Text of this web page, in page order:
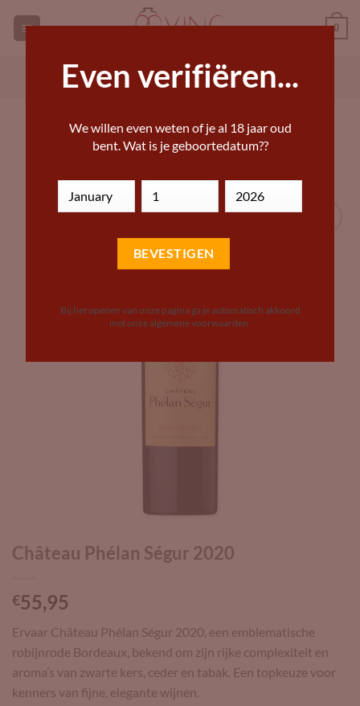
naar
0
GEORGISCHE WIJNEN KOPEN ANDERE WIJN KOPEN
HOME » DRANKWINKEL – BIJZONDERE WIJNEN,
BIEREN EN STERKE DRANKEN
Château Phélan Ségur 2020
€55,95
Ervaar Château Phélan Ségur 2020, een emblematische
robijnrode Bordeaux, bekend om zijn rijke complexiteit en
aroma’s van zwarte kers, ceder en tabak. Een topkeuze voor
kenners van fijne, elegante wijnen.
Even verifiëren...
We willen even weten of je al 18 jaar oud
bent. Wat is je geboortedatum??
Bij het openen van onze pagina ga je automatisch akkoord
met onze algemene voorwaarden.